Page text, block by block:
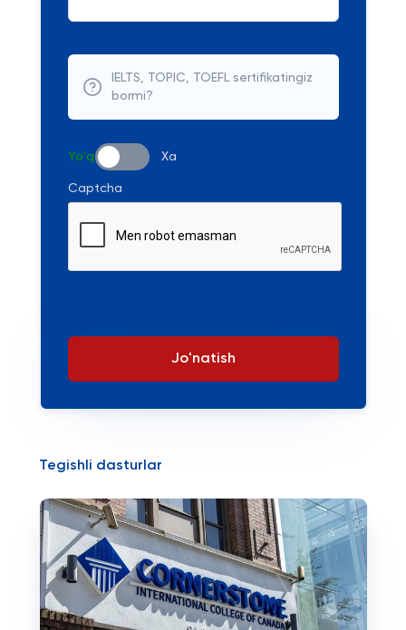
IELTS, TOPIC, TOEFL sertifikatingiz
bormi?
Yo'q Xa
Captcha
Jo'natish
Tegishli dasturlar